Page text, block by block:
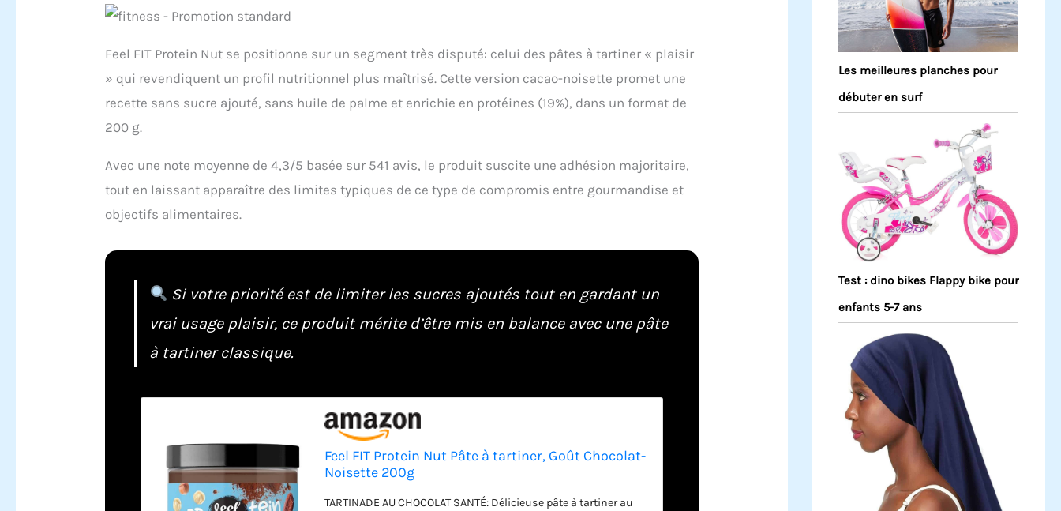
Feel FIT Protein Nut se positionne sur un segment très disputé: celui des pâtes à tartiner « plaisir
» qui revendiquent un profil nutritionnel plus maîtrisé. Cette version cacao-noisette promet une
recette sans sucre ajouté, sans huile de palme et enrichie en protéines (19%), dans un format de
200 g.
Avec une note moyenne de 4,3/5 basée sur 541 avis, le produit suscite une adhésion majoritaire,
tout en laissant apparaître des limites typiques de ce type de compromis entre gourmandise et
objectifs alimentaires.
Si votre priorité est de limiter les sucres ajoutés tout en gardant un
vrai usage plaisir, ce produit mérite d’être mis en balance avec une pâte
à tartiner classique.
Feel FIT Protein Nut Pâte à tartiner, Goût Chocolat-
Noisette 200g
TARTINADE AU CHOCOLAT SANTÉ: Délicieuse pâte à tartiner au
Les meilleures planches pour
débuter en surf
Test : dino bikes Flappy bike pour
enfants 5-7 ans